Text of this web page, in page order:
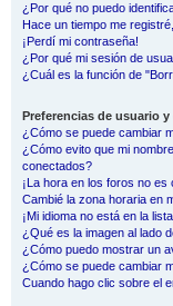
¿Por qué no puedo
Hace un tiempo me
¡Perdí mi contraseña!
¿Por qué mi sesión de
¿Cuál es la función de
Preferencias de usuario
¿Cómo se puede cambiar
¿Cómo evito que mi
conectados?
¡La hora en los foros no es
Cambié la zona horaria en
¡Mi idioma no está en la
¿Qué es la imagen al lado
¿Cómo puedo mostrar un
¿Cómo se puede cambiar
Cuando hago clic sobre el